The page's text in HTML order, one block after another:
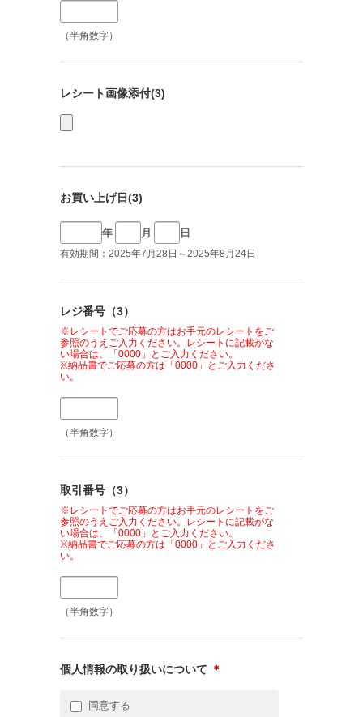
（半角数字）
レシート画像添付(3)
お買い上げ日(3)
年 月 日
有効期間：2025年7月28日～2025年8月24日
レジ番号（3）
※レシートでご応募の方はお手元のレシートをご
参照のうえご入力ください。レシートに記載がな
い場合は、「0000」とご入力ください。
※納品書でご応募の方は「0000」とご入力くださ
い。
（半角数字）
取引番号（3）
※レシートでご応募の方はお手元のレシートをご
参照のうえご入力ください。レシートに記載がな
い場合は、「0000」とご入力ください。
※納品書でご応募の方は「0000」とご入力くださ
い。
（半角数字）
個人情報の取り扱いについて ＊
同意する